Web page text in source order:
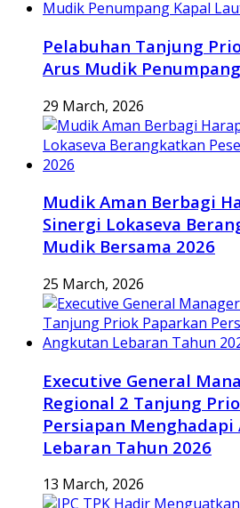
Pelabuhan Tanjung
Arus Mudik
29 March, 2026
Mudik Aman Berbagi
Sinergi Lokaseva
Mudik Bersama 2026
25 March, 2026
Executive General
Regional 2 Tanjung
Persiapan
Lebaran Tahun 2026
13 March, 2026